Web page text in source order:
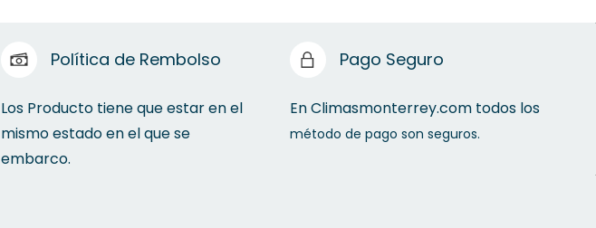
Política de Rembolso
Los Producto tiene que estar en el
mismo estado en el que se
embarco.
Pago Seguro
En Climasmonterrey.com todos los
método de pago son seguros.